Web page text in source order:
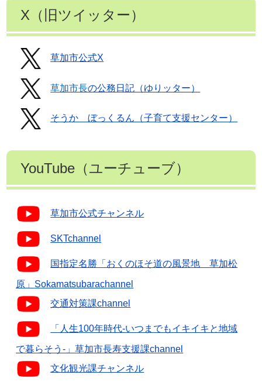
X（旧ツイッター）
草加市公式X
草加市長の公務日記（ゆりッター）
そうか ぼっくるん（子育て支援センター）
YouTube（ユーチューブ）
草加市公式チャンネル
SKTchannel
国指定名勝「おくのほそ道の風景地 草加松
原」 Sokamatsubarachannel
交通対策課channel
「人生100年時代‐いつまでもイキイキと地域
で暮らそう‐」草加市長寿支援課channel
文化観光課チャンネル